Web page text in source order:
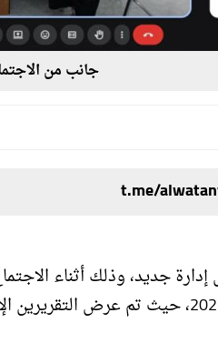
جانب من
جديد، وذلك أثناء